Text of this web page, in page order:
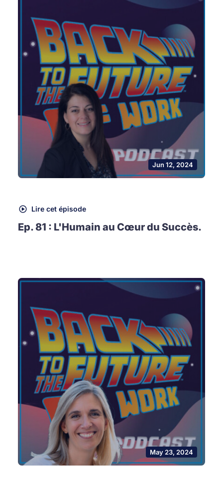
Jun 12, 2024
Lire cet épisode
Ep. 81 : L'Humain au Cœur du Succès.
May 23, 2024